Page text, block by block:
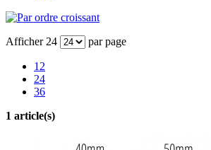
Afficher 24 par page
12
24
36
1 article(s)